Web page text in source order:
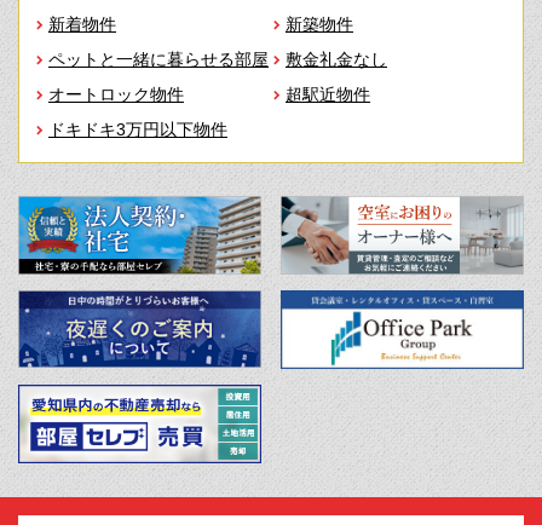
新着物件
新築物件
ペットと一緒に暮らせる部屋
敷金礼金なし
オートロック物件
超駅近物件
ドキドキ3万円以下物件